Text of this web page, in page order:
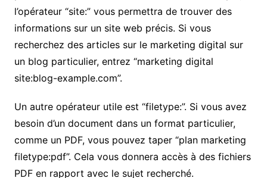
l’opérateur “site:” vous permettra de trouver des
informations sur un site web précis. Si vous
recherchez des articles sur le marketing digital sur
un blog particulier, entrez “marketing digital
site:blog-example.com”.
Un autre opérateur utile est “filetype:”. Si vous avez
besoin d’un document dans un format particulier,
comme un PDF, vous pouvez taper “plan marketing
filetype:pdf”. Cela vous donnera accès à des fichiers
PDF en rapport avec le sujet recherché.